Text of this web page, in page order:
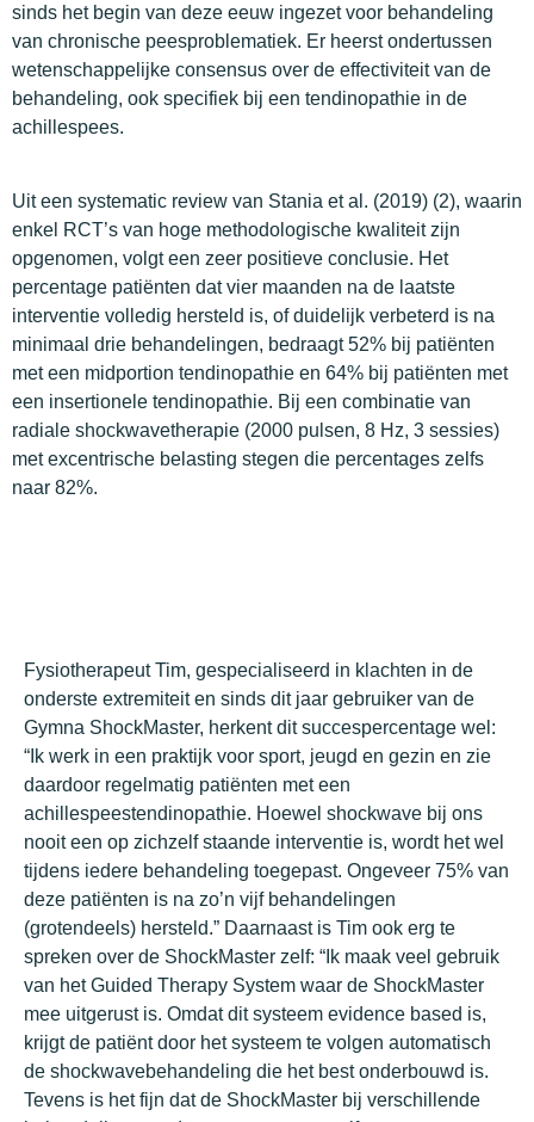
sinds het begin van deze eeuw ingezet voor behandeling
van chronische peesproblematiek. Er heerst ondertussen
wetenschappelijke consensus over de effectiviteit van de
behandeling, ook specifiek bij een tendinopathie in de
achillespees.
Uit een systematic review van Stania et al. (2019) (2), waarin
enkel RCT’s van hoge methodologische kwaliteit zijn
opgenomen, volgt een zeer positieve conclusie. Het
percentage patiënten dat vier maanden na de laatste
interventie volledig hersteld is, of duidelijk verbeterd is na
minimaal drie behandelingen, bedraagt 52% bij patiënten
met een midportion tendinopathie en 64% bij patiënten met
een insertionele tendinopathie. Bij een combinatie van
radiale shockwavetherapie (2000 pulsen, 8 Hz, 3 sessies)
met excentrische belasting stegen die percentages zelfs
naar 82%.
Fysiotherapeut Tim, gespecialiseerd in klachten in de
onderste extremiteit en sinds dit jaar gebruiker van de
Gymna ShockMaster, herkent dit succespercentage wel:
“Ik werk in een praktijk voor sport, jeugd en gezin en zie
daardoor regelmatig patiënten met een
achillespeestendinopathie. Hoewel shockwave bij ons
nooit een op zichzelf staande interventie is, wordt het wel
tijdens iedere behandeling toegepast. Ongeveer 75% van
deze patiënten is na zo’n vijf behandelingen
(grotendeels) hersteld.” Daarnaast is Tim ook erg te
spreken over de ShockMaster zelf: “Ik maak veel gebruik
van het Guided Therapy System waar de ShockMaster
mee uitgerust is. Omdat dit systeem evidence based is,
krijgt de patiënt door het systeem te volgen automatisch
de shockwavebehandeling die het best onderbouwd is.
Tevens is het fijn dat de ShockMaster bij verschillende